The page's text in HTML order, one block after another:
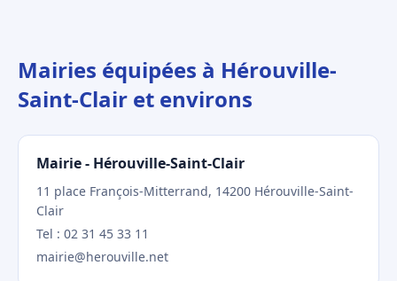
Mairies équipées à Hérouville-
Saint-Clair et environs
Mairie - Hérouville-Saint-Clair
11 place François-Mitterrand, 14200 Hérouville-Saint-
Clair
Tel : 02 31 45 33 11
mairie@herouville.net